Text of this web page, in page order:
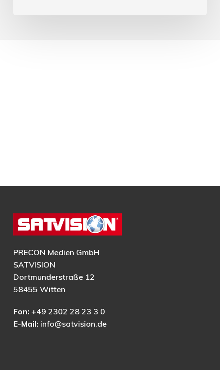
PRECON Medien GmbH
SATVISION
Dortmunderstraße 12
58455 Witten
Fon: +49 2302 28 23 3 0
E-Mail: info@satvision.de